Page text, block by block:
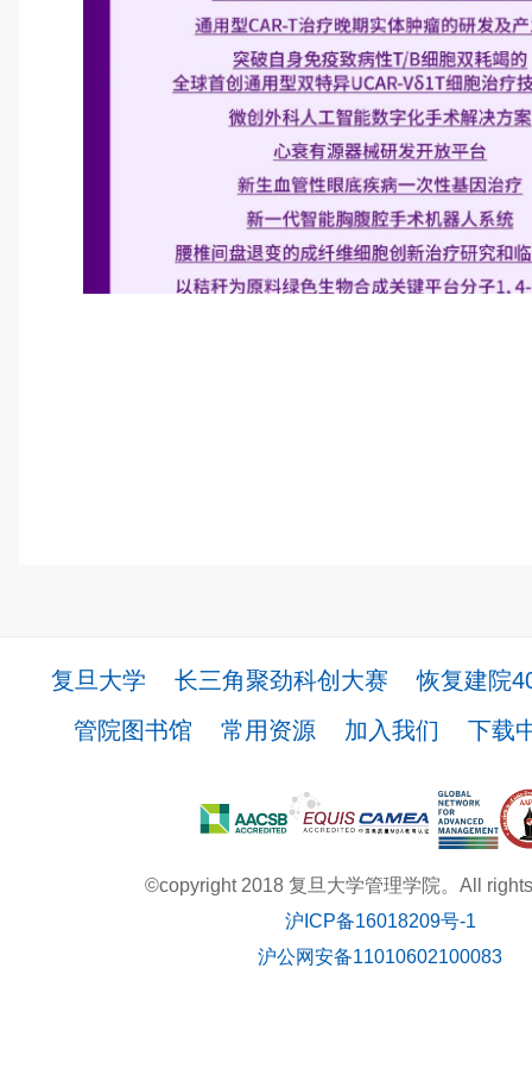
复旦大学 长三角聚劲科创大赛
恢复建院
管院图书馆
常用资源 加入我们 下载
©copyright 2018 复旦大学管理学院。All
沪ICP备16018209号-1
沪公网安备11010602100083